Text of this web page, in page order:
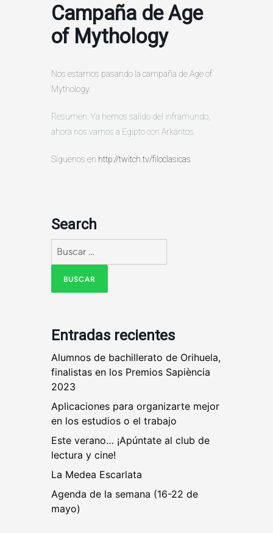
Campaña de Age
of Mythology
Nos estamos pasando la campaña de Age of
Mythology.
Resumen: Ya hemos salido del inframundo,
ahora nos vamos a Egipto con Arkantos
Síguenos en http://twitch.tv/filoclasicas
Search
Buscar:
Entradas recientes
Alumnos de bachillerato de Orihuela,
finalistas en los Premios Sapiència
2023
Aplicaciones para organizarte mejor
en los estudios o el trabajo
Este verano… ¡Apúntate al club de
lectura y cine!
La Medea Escarlata
Agenda de la semana (16-22 de
mayo)